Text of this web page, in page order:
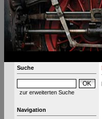
Suche
zur erweiterten Suche
Navigation